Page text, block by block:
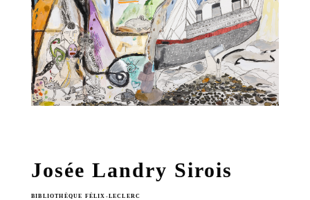
Josée Landry Sirois
BIBLIOTHÈQUE FÉLIX-LECLERC